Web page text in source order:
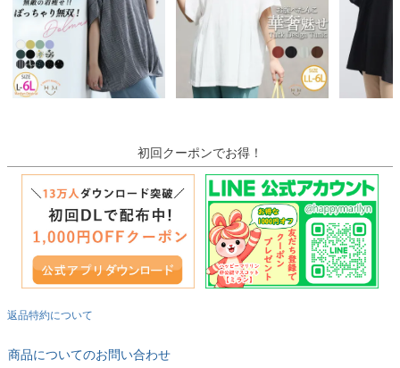
初回クーポンでお得！
返品特約について
商品についてのお問い合わせ